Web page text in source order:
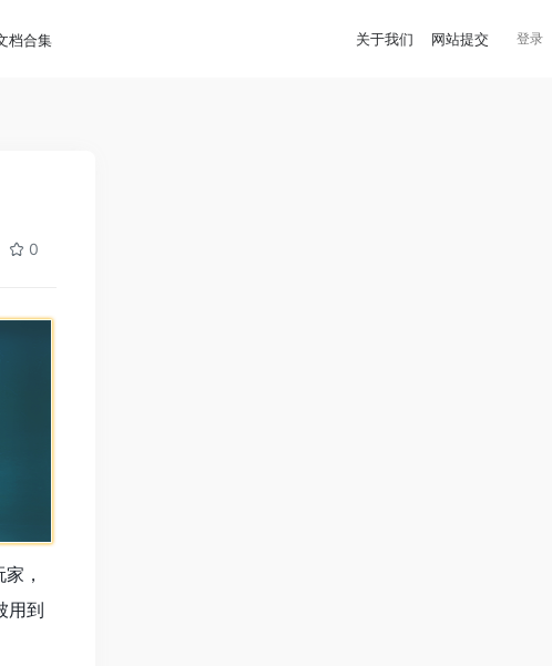
档合集 关于我们 网站提交 登录
0
，
用到